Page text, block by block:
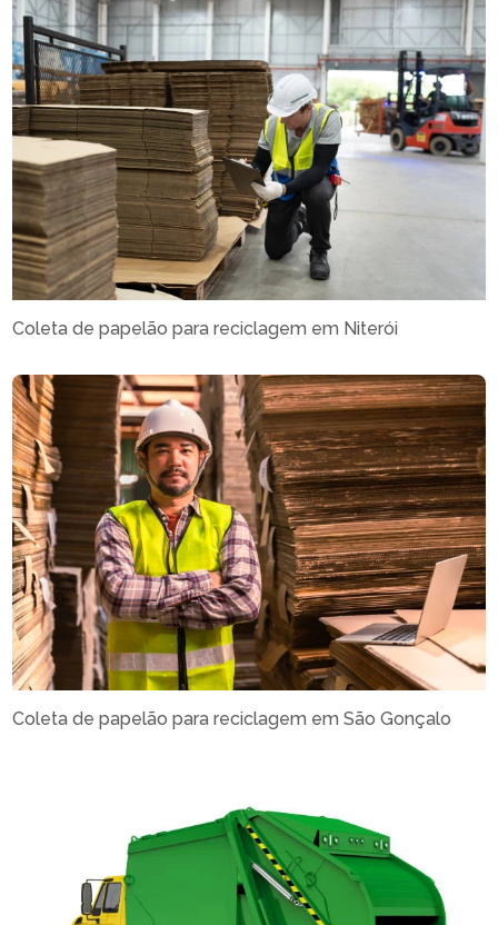
Coleta de papelão para reciclagem em Niterói
Coleta de papelão para reciclagem em São Gonçalo